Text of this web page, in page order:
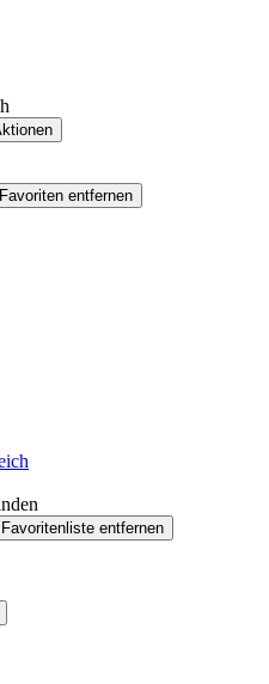
entfernen
entfernen